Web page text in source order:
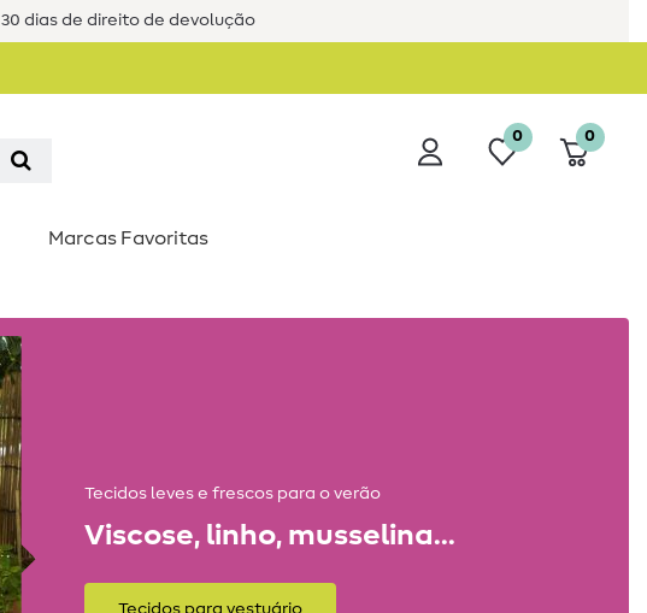
30 dias de direito de devolução
0 0
Marcas Favoritas
Tecidos leves e frescos para o verão
Viscose, linho, musselina...
Tecidos para vestuário